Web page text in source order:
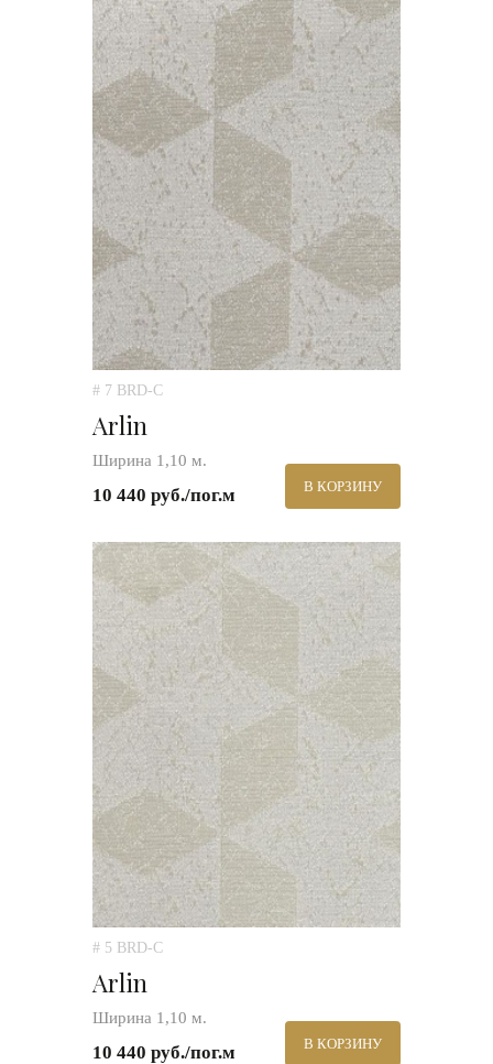
# 7 BRD-C
Arlin
Ширина 1,10 м.
10 440 руб./пог.м В КОРЗИНУ
# 5 BRD-C
Arlin
Ширина 1,10 м.
10 440 руб./пог.м В КОРЗИНУ